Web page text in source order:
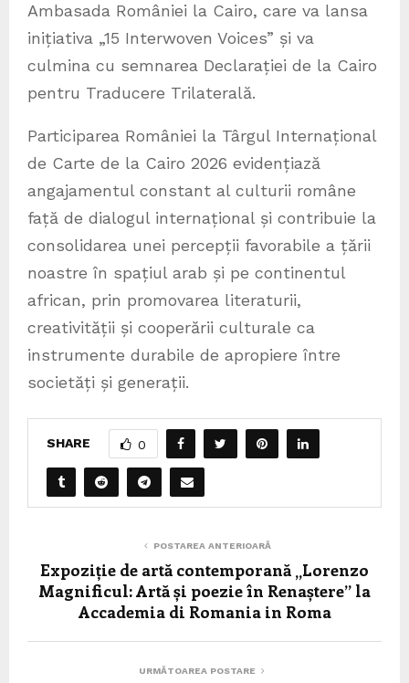
Ambasada României la Cairo, care va lansa
inițiativa „15 Interwoven Voices” și va
culmina cu semnarea Declarației de la Cairo
pentru Traducere Trilaterală.
Participarea României la Târgul Internațional
de Carte de la Cairo 2026 evidențiază
angajamentul constant al culturii române
față de dialogul internațional și contribuie la
consolidarea unei percepții favorabile a țării
noastre în spațiul arab și pe continentul
african, prin promovarea literaturii,
creativității și cooperării culturale ca
instrumente durabile de apropiere între
societăți și generații.
SHARE 0
POSTAREA ANTERIOARĂ
Expoziție de artă contemporană „Lorenzo
Magnificul: Artă și poezie în Renaștere” la
Accademia di Romania in Roma
URMĂTOAREA POSTARE